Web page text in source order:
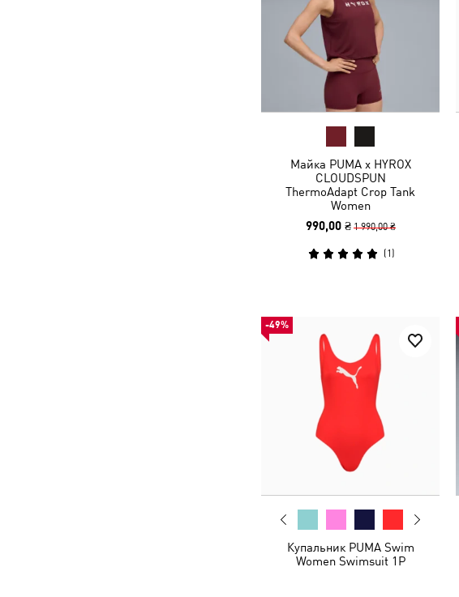
Майка PUMA x HYROX
CLOUDSPUN
ThermoAdapt Crop Tank
Women
990,00 ₴ 1 990,00 ₴
(1 )
-49%
Купальник PUMA Swim
Women Swimsuit 1P